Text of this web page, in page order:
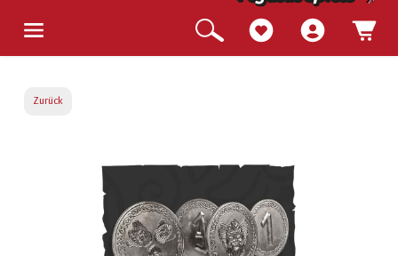
Zurück
Bildergalerie überspringen